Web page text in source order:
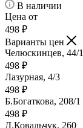
В наличии
Цена от
498 ₽
Варианты цен
Челюскинцев, 44/1
498 ₽
Лазурная, 4/3
498 ₽
Б.Богаткова, 208/1
498 ₽
Д.Ковальчук, 260